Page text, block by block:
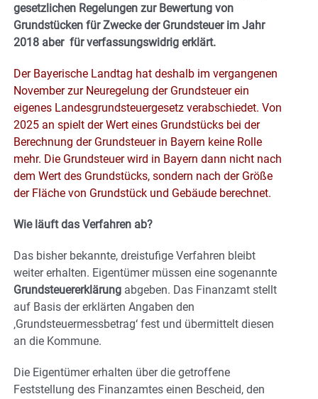
gesetzlichen Regelungen zur Bewertung von
Grundstücken für Zwecke der Grundsteuer im Jahr
2018 aber für verfassungswidrig erklärt.
Der Bayerische Landtag hat deshalb im vergangenen
November zur Neuregelung der Grundsteuer ein
eigenes Landesgrundsteuergesetz verabschiedet. Von
2025 an spielt der Wert eines Grundstücks bei der
Berechnung der Grundsteuer in Bayern keine Rolle
mehr. Die Grundsteuer wird in Bayern dann nicht nach
dem Wert des Grundstücks, sondern nach der Größe
der Fläche von Grundstück und Gebäude berechnet.
Wie läuft das Verfahren ab?
Das bisher bekannte, dreistufige Verfahren bleibt
weiter erhalten. Eigentümer müssen eine sogenannte
Grundsteuererklärung abgeben. Das Finanzamt stellt
auf Basis der erklärten Angaben den
‚Grundsteuermessbetrag‘ fest und übermittelt diesen
an die Kommune.
Die Eigentümer erhalten über die getroffene
Feststellung des Finanzamtes einen Bescheid, den